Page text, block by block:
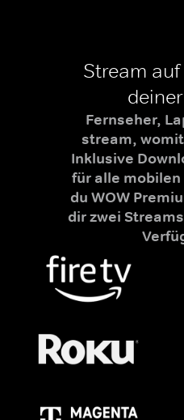
Stream
Fernseher,
stream,
Inklusive
für alle
du WOW
dir zwei